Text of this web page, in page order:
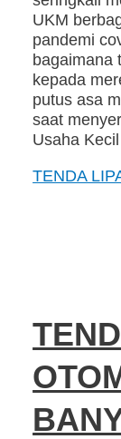
UKM
pandemi
bagaimana
kepada
putus asa
saat
Usaha
TENDA